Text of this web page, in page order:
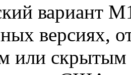
вариант
версиях,
или скрытым